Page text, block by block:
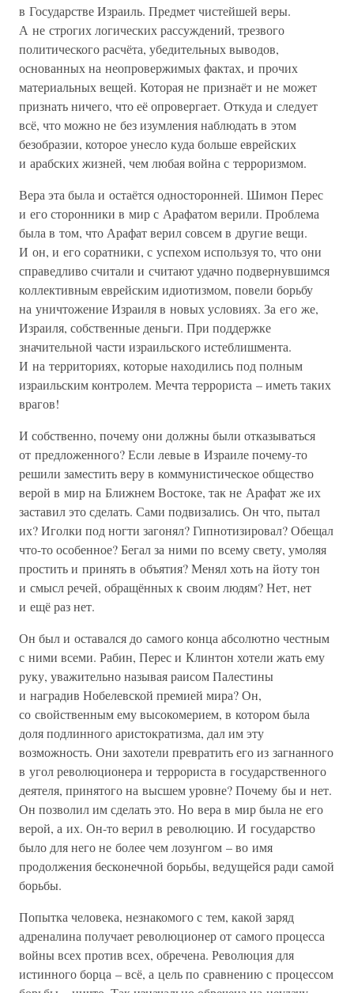
в Государстве Израиль. Предмет чистейшей веры.
А не строгих логических рассуждений, трезвого
политического расчёта, убедительных выводов,
основанных на неопровержимых фактах, и прочих
материальных вещей. Которая не признаёт и не может
признать ничего, что её опровергает. Откуда и следует
всё, что можно не без изумления наблюдать в этом
безобразии, которое унесло куда больше еврейских
и арабских жизней, чем любая война с терроризмом.
Вера эта была и остаётся односторонней. Шимон Перес
и его сторонники в мир с Арафатом верили. Проблема
была в том, что Арафат верил совсем в другие вещи.
И он, и его соратники, с успехом используя то, что они
справедливо считали и считают удачно подвернувшимся
коллективным еврейским идиотизмом, повели борьбу
на уничтожение Израиля в новых условиях. За его же,
Израиля, собственные деньги. При поддержке
значительной части израильского истеблишмента.
И на территориях, которые находились под полным
израильским контролем. Мечта террориста – иметь таких
врагов!
И собственно, почему они должны были отказываться
от предложенного? Если левые в Израиле почему-то
решили заместить веру в коммунистическое общество
верой в мир на Ближнем Востоке, так не Арафат же их
заставил это сделать. Сами подвизались. Он что, пытал
их? Иголки под ногти загонял? Гипнотизировал? Обещал
что-то особенное? Бегал за ними по всему свету, умоляя
простить и принять в объятия? Менял хоть на йоту тон
и смысл речей, обращённых к своим людям? Нет, нет
и ещё раз нет.
Он был и оставался до самого конца абсолютно честным
с ними всеми. Рабин, Перес и Клинтон хотели жать ему
руку, уважительно называя раисом Палестины
и наградив Нобелевской премией мира? Он,
со свойственным ему высокомерием, в котором была
доля подлинного аристократизма, дал им эту
возможность. Они захотели превратить его из загнанного
в угол революционера и террориста в государственного
деятеля, принятого на высшем уровне? Почему бы и нет.
Он позволил им сделать это. Но вера в мир была не его
верой, а их. Он-то верил в революцию. И государство
было для него не более чем лозунгом – во имя
продолжения бесконечной борьбы, ведущейся ради самой
борьбы.
Попытка человека, незнакомого с тем, какой заряд
адреналина получает революционер от самого процесса
войны всех против всех, обречена. Революция для
истинного борца – всё, а цель по сравнению с процессом